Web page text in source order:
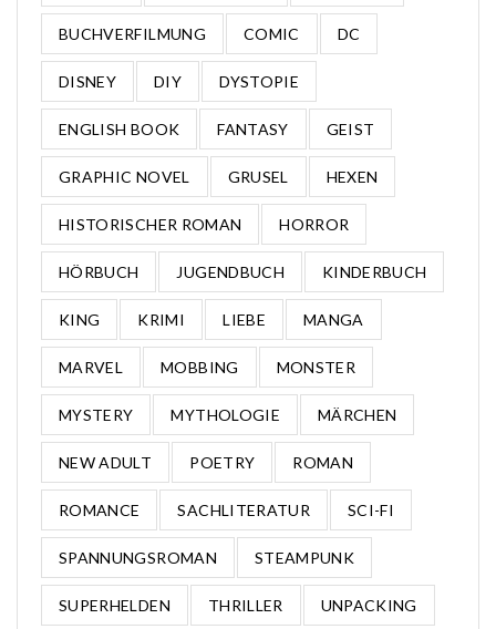
BUCHVERFILMUNG COMIC DC
DISNEY DIY DYSTOPIE
ENGLISH BOOK FANTASY GEIST
GRAPHIC NOVEL GRUSEL HEXEN
HISTORISCHER ROMAN HORROR
HÖRBUCH JUGENDBUCH KINDERBUCH
KING KRIMI LIEBE MANGA
MARVEL MOBBING MONSTER
MYSTERY MYTHOLOGIE MÄRCHEN
NEW ADULT POETRY ROMAN
ROMANCE SACHLITERATUR SCI-FI
SPANNUNGSROMAN STEAMPUNK
SUPERHELDEN THRILLER UNPACKING